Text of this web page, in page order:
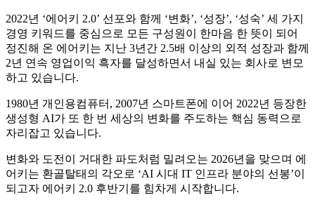
2022년 ‘에어키 2.0’ 선포와 함께 ‘변화’, ‘성장’, ‘성숙’ 세 가지
경영 키워드를 중심으로 모든 구성원이 한마음 한 뜻이 되어
정진해 온 에어키는 지난 3년간 2.5배 이상의 외적 성장과 함께
2년 연속 영업이익 흑자를 달성하면서 내실 있는 회사로 변모
하고 있습니다.
1980년 개인용컴퓨터, 2007년 스마트폰에 이어 2022년 등장한
생성형 AI가 또 한 번 세상의 변화를 주도하는 핵심 동력으로
자리잡고 있습니다.
변화와 도전이 거대한 파도처럼 밀려오는 2026년을 맞으며 에
어키는 환골탈태의 각오로 ‘AI 시대 IT 인프라 분야의 선봉’이
되고자 에어키 2.0 후반기를 힘차게 시작합니다.